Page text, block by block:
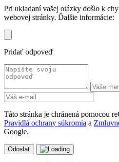
Pri ukladaní vašej otázky došlo k
webovej stránky. Ďalšie informácie:
Pridať odpoveď
Táto stránka je chránená pomocou
Pravidlá ochrany súkromia a
Google.
Odoslať